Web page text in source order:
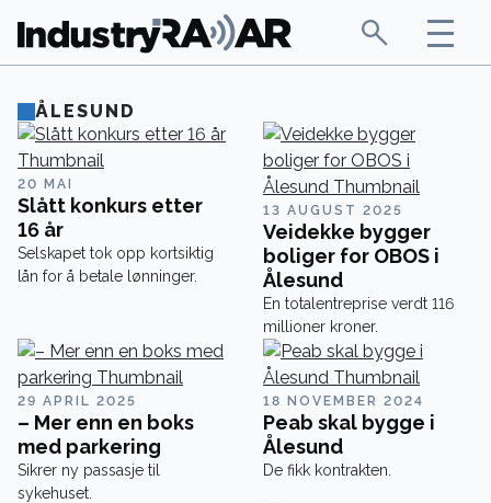
ÅLESUND
20 MAI
Slått konkurs etter
16 år
Selskapet tok opp kortsiktig
lån for å betale lønninger.
13 AUGUST 2025
Veidekke bygger
boliger for OBOS i
Ålesund
En totalentreprise verdt 116
millioner kroner.
29 APRIL 2025
– Mer enn en boks
med parkering
Sikrer ny passasje til
sykehuset.
18 NOVEMBER 2024
Peab skal bygge i
Ålesund
De fikk kontrakten.